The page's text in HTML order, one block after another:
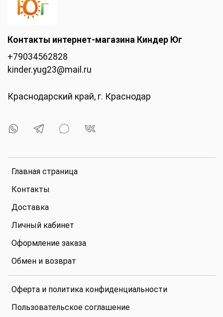
Главная страница
Контакты
Доставка
Личный кабинет
Оформление заказа
Обмен и возврат
Оферта и политика конфиденциальности
Пользовательское соглашение
Контакты интернет-магазина Киндер Юг
+79034562828
kinder.yug23@mail.ru
Краснодарский край, г. Краснодар